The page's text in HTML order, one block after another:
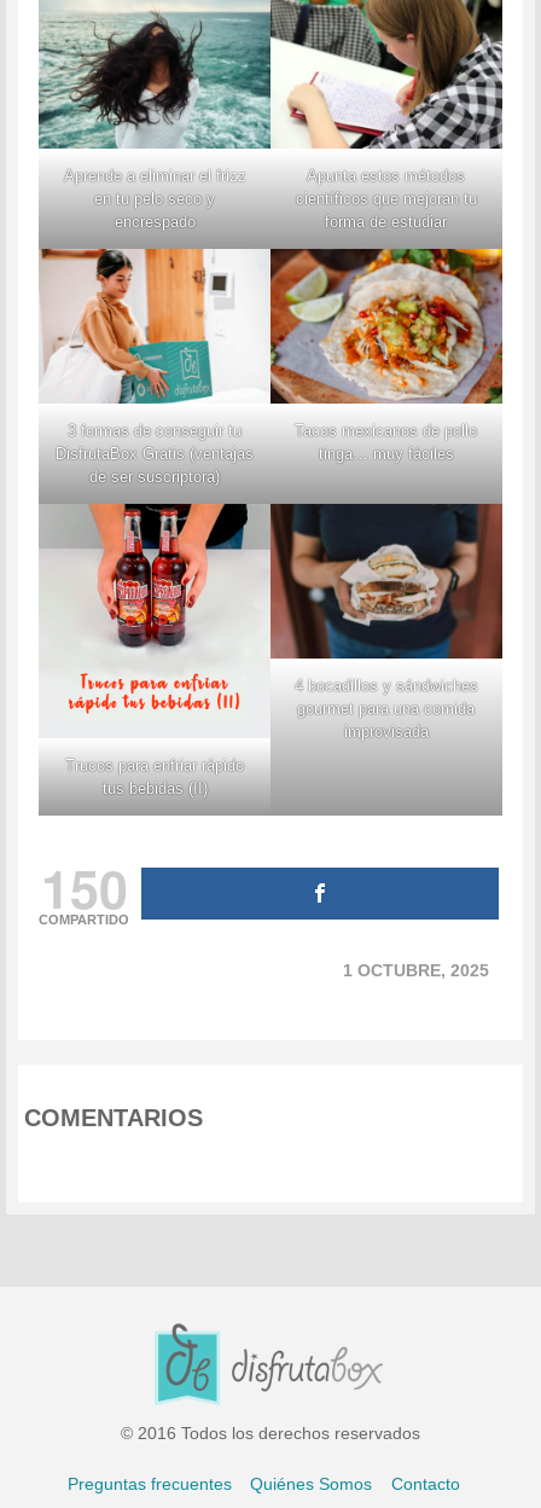
Aprende a eliminar el frizz
en tu pelo seco y
encrespado
Apunta estos métodos
científicos que mejoran tu
forma de estudiar
3 formas de conseguir tu
DisfrutaBox Gratis (ventajas
de ser suscriptora)
Tacos mexicanos de pollo
tinga… muy fáciles
Trucos para enfriar rápido
tus bebidas (II)
4 bocadillos y sándwiches
gourmet para una comida
improvisada
150
COMPARTIDO
1 OCTUBRE, 2025
COMENTARIOS
© 2016 Todos los derechos reservados
Preguntas frecuentes Quiénes Somos
Contacto